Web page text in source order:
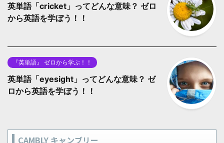
英単語「cricket」ってどんな意味？ ゼロ
から英語を学ぼう！！
『英単語』 ゼロから学ぶ！！
英単語「eyesight」ってどんな意味？ ゼ
ロから英語を学ぼう！！
CAMBLY キャンブリー